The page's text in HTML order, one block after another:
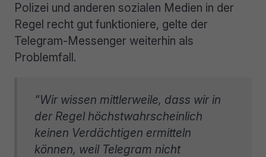
Polizei und anderen sozialen Medien in der
Regel recht gut funktioniere, gelte der
Telegram-Messenger weiterhin als
Problemfall.
“Wir wissen mittlerweile, dass wir in
der Regel höchstwahrscheinlich
keinen Verdächtigen ermitteln
können, weil Telegram nicht